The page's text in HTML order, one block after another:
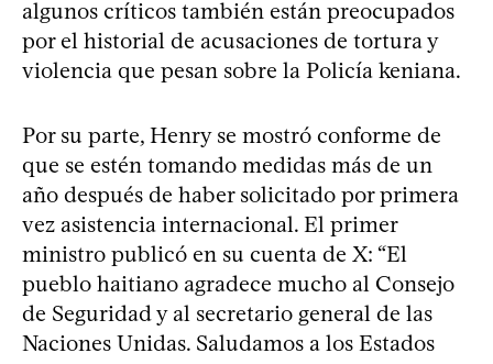
algunos críticos también están preocupados
por el historial de acusaciones de tortura y
violencia que pesan sobre la Policía keniana.
Por su parte, Henry se mostró conforme de
que se estén tomando medidas más de un
año después de haber solicitado por primera
vez asistencia internacional. El primer
ministro publicó en su cuenta de X: “El
pueblo haitiano agradece mucho al Consejo
de Seguridad y al secretario general de las
Naciones Unidas. Saludamos a los Estados